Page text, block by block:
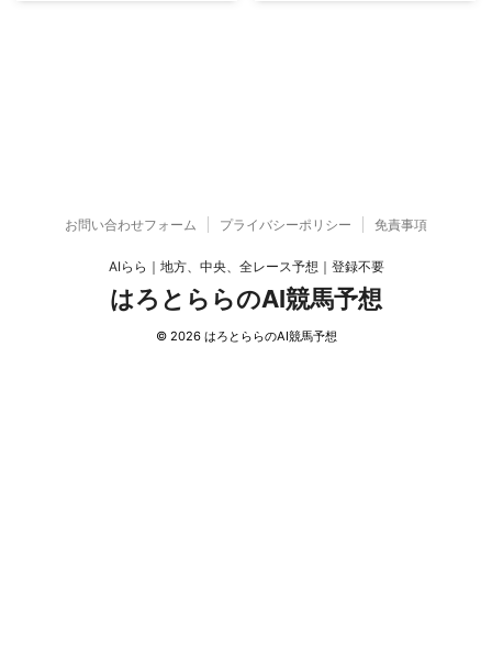
お問い合わせフォーム プライバシーポリシー 免責事項
AIらら｜地方、中央、全レース予想｜登録不要
はろとららのAI競馬予想
© 2026 はろとららのAI競馬予想